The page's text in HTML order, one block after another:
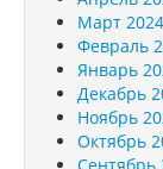
Март 2024
Февраль
Январь
Декабрь
Ноябрь
Октябрь